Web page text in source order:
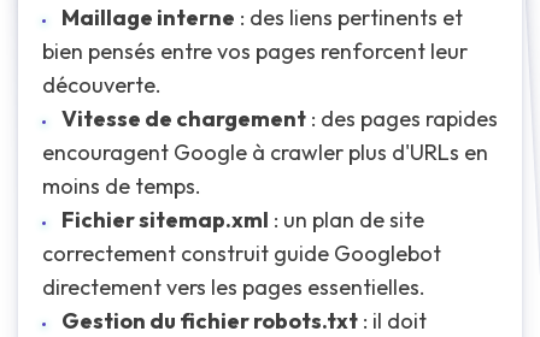
Maillage interne : des liens pertinents et
bien pensés entre vos pages renforcent leur
découverte.
Vitesse de chargement: des pages rapides
encouragent Google à crawler plus d'URLs en
moins de temps.
Fichier sitemap.xml : un plan de site
correctement construit guide Googlebot
directement vers les pages essentielles.
Gestion du fichier robots.txt: il doit